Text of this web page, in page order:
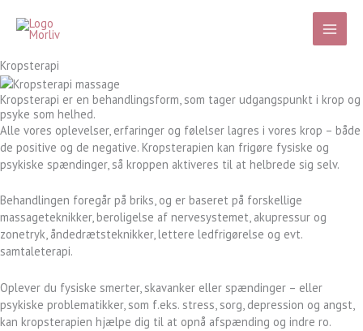
indholdet
Kropsterapi
Kropsterapi er en behandlingsform, som tager udgangspunkt i krop og
psyke som helhed.
Alle vores oplevelser, erfaringer og følelser lagres i vores krop – både
de positive og de negative. Kropsterapien kan frigøre fysiske og
psykiske spændinger, så kroppen aktiveres til at helbrede sig selv.
Behandlingen foregår på briks, og er baseret på forskellige
massageteknikker, beroligelse af nervesystemet, akupressur og
zonetryk, åndedrætsteknikker, lettere ledfrigørelse og evt.
samtaleterapi.
Oplever du fysiske smerter, skavanker eller spændinger – eller
psykiske problematikker, som f.eks. stress, sorg, depression og angst,
kan kropsterapien hjælpe dig til at opnå afspænding og indre ro.